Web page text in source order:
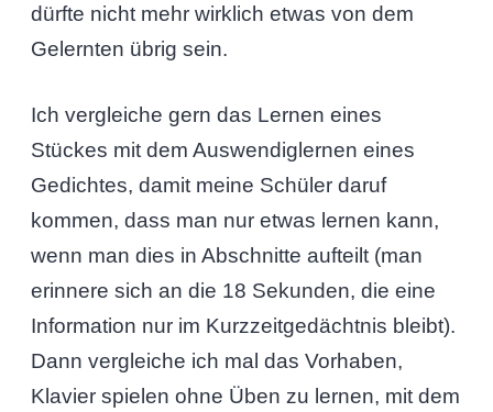
dürfte nicht mehr wirklich etwas von dem
Gelernten übrig sein.
Ich vergleiche gern das Lernen eines
Stückes mit dem Auswendiglernen eines
Gedichtes, damit meine Schüler daruf
kommen, dass man nur etwas lernen kann,
wenn man dies in Abschnitte aufteilt (man
erinnere sich an die 18 Sekunden, die eine
Information nur im Kurzzeitgedächtnis bleibt).
Dann vergleiche ich mal das Vorhaben,
Klavier spielen ohne Üben zu lernen, mit dem